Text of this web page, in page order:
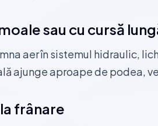
sau cu cursă
aer în sistemul hidraulic,
ajunge aproape de podea,
frânare